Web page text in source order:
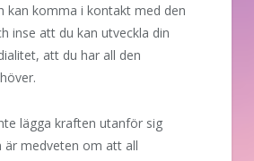
kan komma i kontakt med den
inse att du kan utveckla din
att du har all den
lägga kraften utanför sig
är medveten om att all